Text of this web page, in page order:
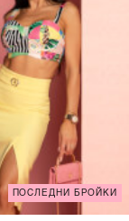
ПОСЛЕДНИ БРОЙКИ